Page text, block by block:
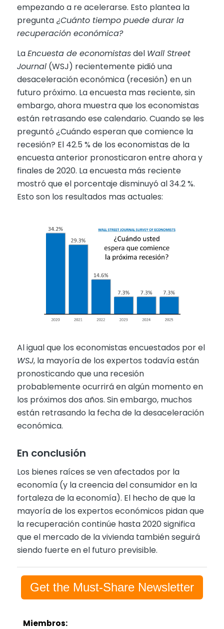
empezando a re acelerarse. Esto plantea la
pregunta¿Cuánto tiempo puede durar la
recuperación económica?
LaEncuesta de economistasdel Wall Street
Journal(WSJ) recientemente pidió una
desaceleración económica (recesión) en un
futuro próximo. La encuesta mas reciente, sin
embargo, ahora muestra que los economistas
están retrasando ese calendario. Cuando se les
preguntó ¿Cuándo esperan que comience la
recesión? El 42.5 % de los economistas de la
encuesta anterior pronosticaron entre ahora y
finales de 2020. La encuesta más reciente
mostró que el porcentaje disminuyó al 34.2 %.
Esto son los resultados mas actuales:
Al igual que los economistas encuestados por el
WSJ, la mayoría de los expertos todavía están
pronosticando que una recesión
probablemente ocurrirá en algún momento en
los próximos dos años. Sin embargo, muchos
están retrasando la fecha de la desaceleración
económica.
En conclusión
Los bienes raíces se ven afectados por la
economía (y la creencia del consumidor en la
fortaleza de la economía). El hecho de que la
mayoría de los expertos económicos pidan que
la recuperación continúe hasta 2020 significa
que el mercado de la vivienda también seguirá
siendo fuerte en el futuro previsible.
Get the Must-Share Newsletter
Miembros: